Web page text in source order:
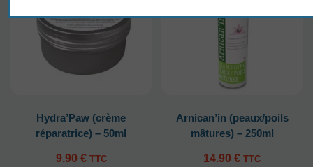
Hydra’Paw (crème
réparatrice) – 50ml
9.90 € TTC
Arnican’in (peaux/poils
mâtures) – 250ml
14.90 € TTC